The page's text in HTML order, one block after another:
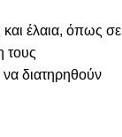
και έλαια, όπως σε
τους
διατηρηθούν